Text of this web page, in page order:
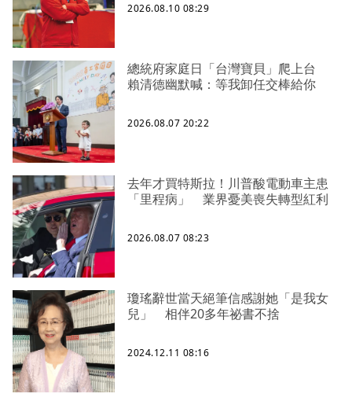
2026.08.10 08:29
總統府家庭日「台灣寶貝」爬上台
賴清德幽默喊：等我卸任交棒給你
2026.08.07 20:22
去年才買特斯拉！川普酸電動車主患
「里程病」 業界憂美喪失轉型紅利
2026.08.07 08:23
瓊瑤辭世當天絕筆信感謝她「是我女
兒」 相伴20多年祕書不捨
2024.12.11 08:16